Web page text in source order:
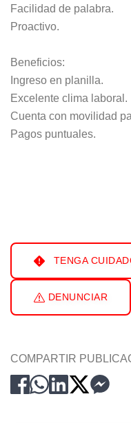
Facilidad de palabra.
Proactivo.
Beneficios:
Ingreso en planilla.
Excelente clima laboral.
Cuenta con movilidad
Pagos puntuales.
TENGA
DENUNCIAR
COMPARTIR